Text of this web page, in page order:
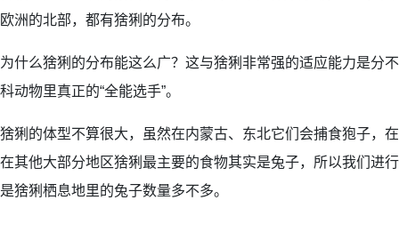
欧洲的北部，都有猞猁的分布。
为什么猞猁的分布能这么广？这与猞猁非常强的适应能力是分
科动物里真正的“全能选手”。
猞猁的体型不算很大，虽然在内蒙古、东北它们会捕食狍子，
在其他大部分地区猞猁最主要的食物其实是兔子，所以我们进
是猞猁栖息地里的兔子数量多不多。